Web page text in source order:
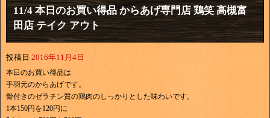
11/4 本日のお買い得品 からあげ専門店 鶏笑 高槻富
田店 テイク アウト
投稿日 2016年11月4日
本日のお買い得品は
手羽元のからあげです。
骨付きのゼラチン質の鶏肉のしっかりとした味わいです。
1本150円を120円に